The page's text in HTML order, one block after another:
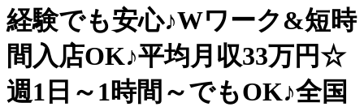
経験でも安心♪Wワーク&短時
間入店OK♪平均月収33万円☆
週1日～1時間～でもOK♪全国